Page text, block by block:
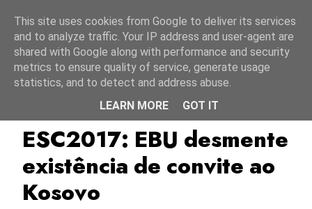
ESC2017 Kosovo
ESC2017: EBU desmente
existência de convite ao
Kosovo
This site uses cookies from Google to deliver its services
and to analyze traffic. Your IP address and user-agent are
shared with Google along with performance and security
metrics to ensure quality of service, generate usage
statistics, and to detect and address abuse.
LEARN MORE
GOT IT